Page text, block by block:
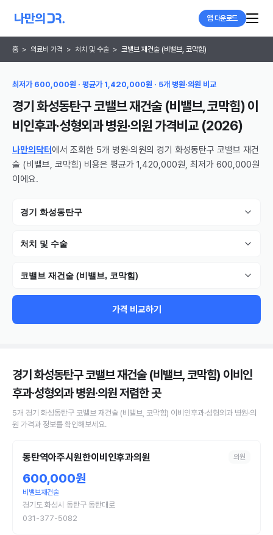
앱 다운로드
홈 > 의료비 가격 > 처치 및 수술 > 코밸브 재건술 (비밸브, 코막힘)
최저가 600,000원 · 평균가 1,420,000원 · 5개 병원·의원 비교
경기 화성동탄구 코밸브 재건술 (비밸브, 코막힘) 이
비인후과·성형외과 병원·의원가격비교 (2026)
나만의닥터 에서 조회한 5개 병원·의원의 경기 화성동탄구 코밸브 재건
술 (비밸브, 코막힘) 비용은 평균가 1,420,000원, 최저가 600,000원
이에요.
경기 화성동탄구
처치 및 수술
코밸브 재건술 (비밸브, 코막힘)
가격 비교하기
경기 화성동탄구 코밸브 재건술 (비밸브, 코막힘) 이비인
후과·성형외과 병원·의원저렴한 곳
5개 경기 화성동탄구 코밸브 재건술 (비밸브, 코막힘) 이비인후과·성형외과 병원·의
원 가격과 정보를 확인해보세요.
동탄역아주시원한이비인후과의원 의원
600,000원
비밸브재건술
경기도 화성시 동탄구 동탄대로
031-377-5082